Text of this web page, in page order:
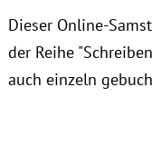
Dieser Online-
der Reihe
auch einzeln